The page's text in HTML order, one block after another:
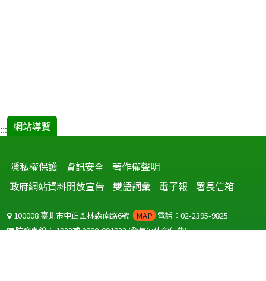
::: 網站導覽
隱私權保護 資訊安全 著作權聲明
政府網站資料開放宣告
雙語詞彙 電子報 署長信箱
100008 臺北市中正區林森南路6號 MAP 電話：02-2395-9825
防疫專線：1922或0800-001922(全年無休免付費)